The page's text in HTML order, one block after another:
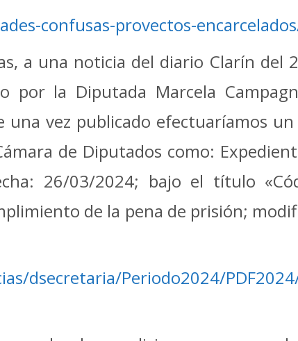
confusas-provectos-
una noticia del diario Clarín del
por la Diputada Marcela
una vez publicado efectuaríamos
de Diputados como:
26/03/2024; bajo el título
de la pena de prisión;
dsecretaria/Periodo2024/